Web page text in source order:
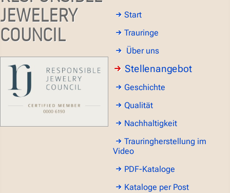
JEWELERY
COUNCIL
Start
Trauringe
Über uns
Stellenangebot
Geschichte
Qualität
Nachhaltigkeit
Trauringherstellung im
Video
PDF-Kataloge
Kataloge per Post